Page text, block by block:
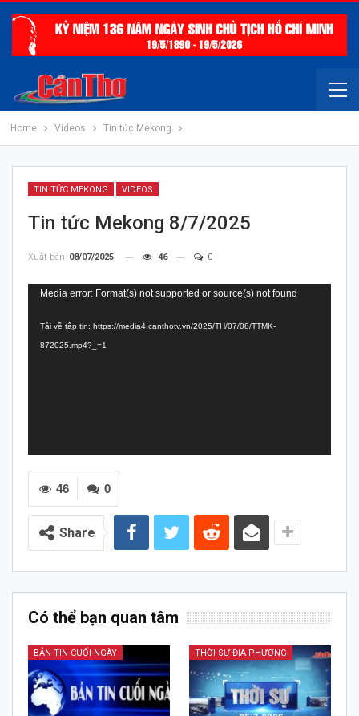
Home Videos Tin tức Mekong
TIN TỨC MEKONG VIDEOS
Tin tức Mekong 8/7/2025
Xuất bản 08/07/2025 46 0
Trình
Video
Media error: Format(s) not supported or source(s) not found
Tải về tập tin: https://media4.canthotv.vn/2025/TH/07/08/TTMK-
872025.mp4?_=1
0
46
Share
Có thể bạn quan tâm
BẢN TIN CUỐI NGÀY THỜI SỰ ĐỊA PHƯƠNG